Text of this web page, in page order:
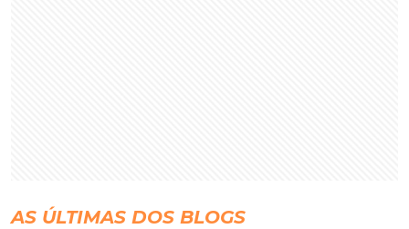
AS ÚLTIMAS DOS BLOGS